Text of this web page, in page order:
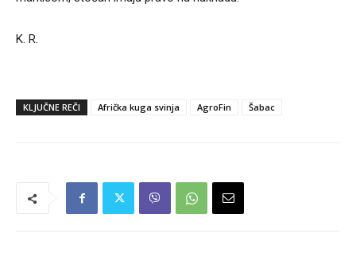
K. R.
KLJUČNE REČI Afrička kuga svinja AgroFin Šabac